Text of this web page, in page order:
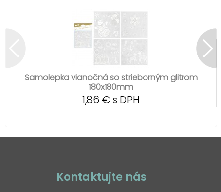
Samolepka vianočná so strieborným glitrom
180x180mm
1,86 € s DPH
Kontaktujte nás